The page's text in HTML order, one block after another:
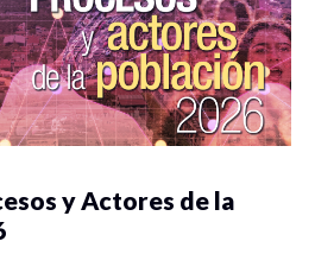
y Actores de la